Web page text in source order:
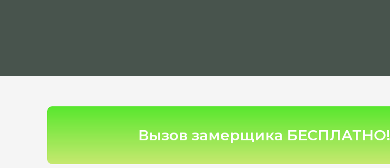
Вызов замерщика БЕСПЛАТНО!